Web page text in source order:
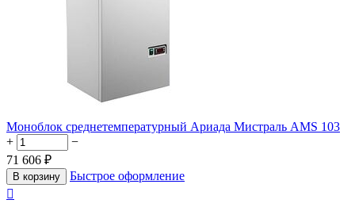
Моноблок среднетемпературный Ариада Мистраль AMS 103
+
−
71 606 ₽
В корзину
Быстрое оформление
